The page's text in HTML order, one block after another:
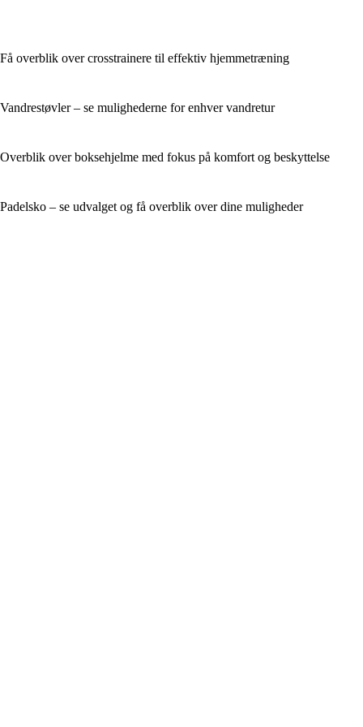
Få overblik over crosstrainere til effektiv hjemmetræning
Vandrestøvler – se mulighederne for enhver vandretur
Overblik over boksehjelme med fokus på komfort og beskyttelse
Padelsko – se udvalget og få overblik over dine muligheder